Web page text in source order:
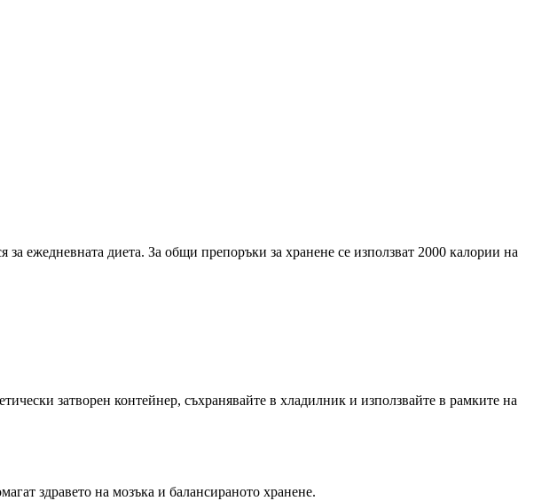
ежедневната диета. За общи препоръки за хранене се използват 2000 калории на
затворен контейнер, съхранявайте в хладилник и използвайте в рамките на
здравето на мозъка и балансираното хранене.